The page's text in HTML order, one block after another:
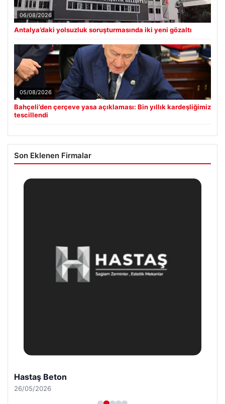
06/08/2026
Antalya’daki yolsuzluk soruşturmasında iki yeni gözaltı
05/08/2026
Bahçeli’den çerçeve yasa açıklaması: Bin yıllık kardeşliğimiz
tescillendi
Son Eklenen Firmalar
Hastaş Beton
26/05/2026